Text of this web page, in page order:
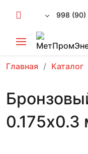
998
Главная Каталог
0.175х0.3